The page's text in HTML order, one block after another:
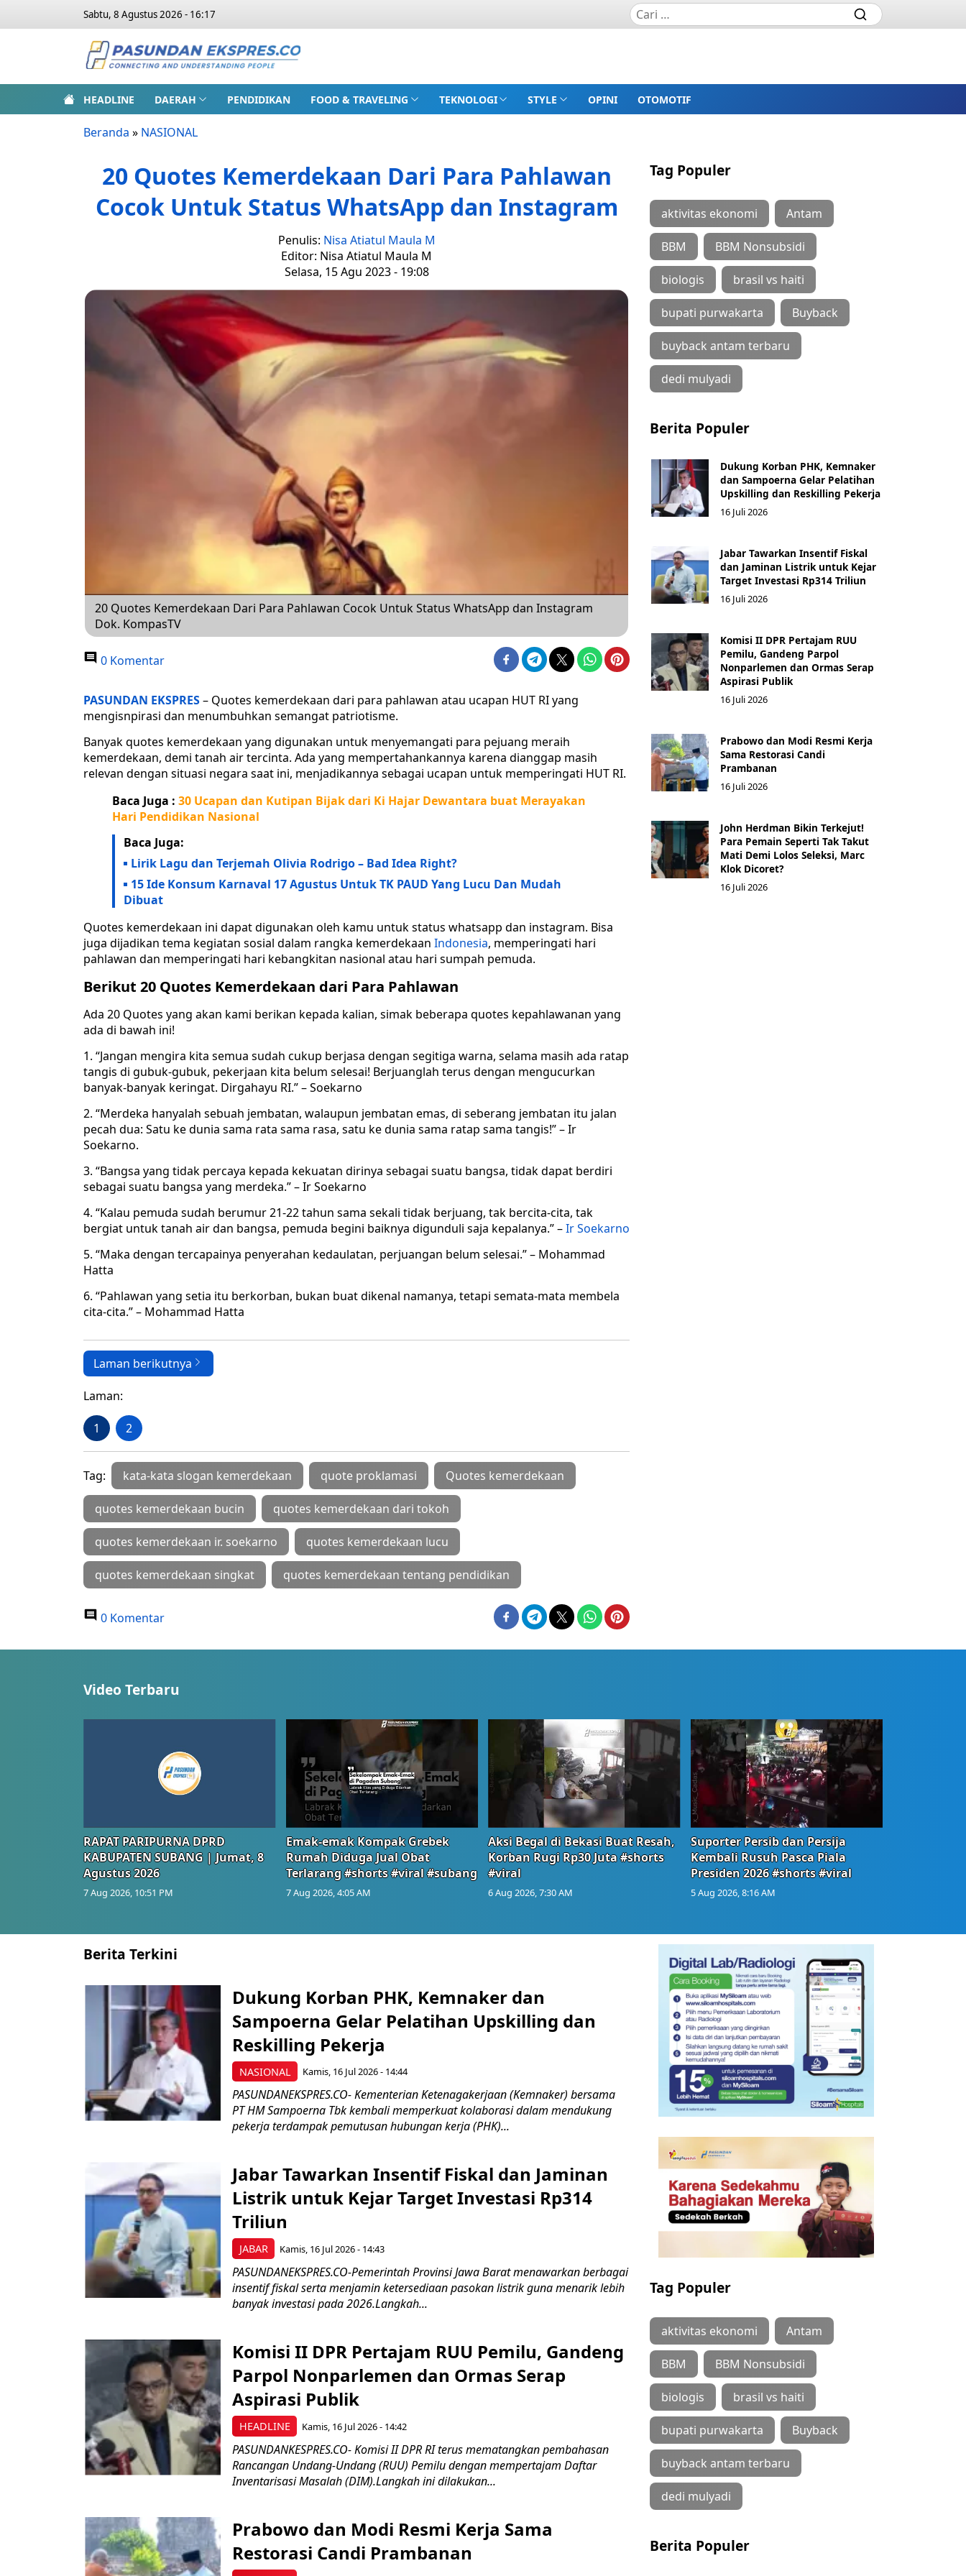
Sabtu, 8 Agustus 2026 - 16:17
HEADLINE DAERAH PENDIDIKAN FOOD & TRAVELING TEKNOLOGI STYLE OPINI OTOMOTIF
Beranda » NASIONAL
20 Quotes Kemerdekaan Dari Para Pahlawan
Cocok Untuk Status WhatsApp dan Instagram
Penulis: Nisa Atiatul Maula M
Editor: Nisa Atiatul Maula M
Selasa, 15 Agu 2023 - 19:08
20 Quotes Kemerdekaan Dari Para Pahlawan Cocok Untuk Status WhatsApp dan Instagram
Dok. KompasTV
0 Komentar
PASUNDAN EKSPRES– Quotes kemerdekaan dari para pahlawan atau ucapan HUT RI yang
mengisnpirasi dan menumbuhkan semangat patriotisme.
Banyak quotes kemerdekaan yang digunakan untuk menyemangati para pejuang meraih
kemerdekaan, demi tanah air tercinta. Ada yang mempertahankannya karena dianggap masih
relevan dengan situasi negara saat ini, menjadikannya sebagai ucapan untuk memperingati HUT RI.
Baca Juga : 30 Ucapan dan Kutipan Bijak dari Ki Hajar Dewantara buat Merayakan
Hari Pendidikan Nasional
Baca Juga:
Lirik Lagu dan Terjemah Olivia Rodrigo – Bad Idea Right?
15 Ide Konsum Karnaval 17 Agustus Untuk TK PAUD Yang Lucu Dan Mudah
Dibuat
Quotes kemerdekaan ini dapat digunakan oleh kamu untuk status whatsapp dan instagram. Bisa
juga dijadikan tema kegiatan sosial dalam rangka kemerdekaan Indonesia, memperingati hari
pahlawan dan memperingati hari kebangkitan nasional atau hari sumpah pemuda.
Berikut 20 Quotes Kemerdekaan dari Para Pahlawan
Ada 20 Quotes yang akan kami berikan kepada kalian, simak beberapa quotes kepahlawanan yang
ada di bawah ini!
1. “Jangan mengira kita semua sudah cukup berjasa dengan segitiga warna, selama masih ada ratap
tangis di gubuk-gubuk, pekerjaan kita belum selesai! Berjuanglah terus dengan mengucurkan
banyak-banyak keringat. Dirgahayu RI.” – Soekarno
2. “Merdeka hanyalah sebuah jembatan, walaupun jembatan emas, di seberang jembatan itu jalan
pecah dua: Satu ke dunia sama rata sama rasa, satu ke dunia sama ratap sama tangis!” – Ir
Soekarno.
3. “Bangsa yang tidak percaya kepada kekuatan dirinya sebagai suatu bangsa, tidak dapat berdiri
sebagai suatu bangsa yang merdeka.” – Ir Soekarno
4. “Kalau pemuda sudah berumur 21-22 tahun sama sekali tidak berjuang, tak bercita-cita, tak
bergiat untuk tanah air dan bangsa, pemuda begini baiknya digunduli saja kepalanya.” –Ir Soekarno
5. “Maka dengan tercapainya penyerahan kedaulatan, perjuangan belum selesai.” – Mohammad
Hatta
6. “Pahlawan yang setia itu berkorban, bukan buat dikenal namanya, tetapi semata-mata membela
cita-cita.” – Mohammad Hatta
Laman berikutnya
Laman:
1 2
Tag: kata-kata slogan kemerdekaan quote proklamasi Quotes kemerdekaan
quotes kemerdekaan bucin quotes kemerdekaan dari tokoh
quotes kemerdekaan ir. soekarno quotes kemerdekaan lucu
quotes kemerdekaan singkat quotes kemerdekaan tentang pendidikan
0 Komentar
Tag Populer
aktivitas ekonomi Antam
BBM BBM Nonsubsidi
biologis brasil vs haiti
bupati purwakarta Buyback
buyback antam terbaru
dedi mulyadi
Berita Populer
Dukung Korban PHK, Kemnaker
dan Sampoerna Gelar Pelatihan
Upskilling dan Reskilling Pekerja
16 Juli 2026
Jabar Tawarkan Insentif Fiskal
dan Jaminan Listrik untuk Kejar
Target Investasi Rp314 Triliun
16 Juli 2026
Komisi II DPR Pertajam RUU
Pemilu, Gandeng Parpol
Nonparlemen dan Ormas Serap
Aspirasi Publik
16 Juli 2026
Prabowo dan Modi Resmi Kerja
Sama Restorasi Candi
Prambanan
16 Juli 2026
John Herdman Bikin Terkejut!
Para Pemain Seperti Tak Takut
Mati Demi Lolos Seleksi, Marc
Klok Dicoret?
16 Juli 2026
Video Terbaru
RAPAT PARIPURNA DPRD
KABUPATEN SUBANG | Jumat, 8
Agustus 2026
7 Aug 2026, 10:51 PM
Emak-emak Kompak Grebek
Rumah Diduga Jual Obat
Terlarang #shorts #viral #subang
7 Aug 2026, 4:05 AM
Aksi Begal di Bekasi Buat Resah,
Korban Rugi Rp30 Juta #shorts
#viral
6 Aug 2026, 7:30 AM
Suporter Persib dan Persija
Kembali Rusuh Pasca Piala
Presiden 2026 #shorts #viral
5 Aug 2026, 8:16 AM
Berita Terkini
NASIONAL
Dukung Korban PHK, Kemnaker dan
Sampoerna Gelar Pelatihan Upskilling dan
Reskilling Pekerja
Kamis, 16 Jul 2026 - 14:44
PASUNDANEKSPRES.CO- Kementerian Ketenagakerjaan (Kemnaker) bersama
PT HM Sampoerna Tbk kembali memperkuat kolaborasi dalam mendukung
pekerja terdampak pemutusan hubungan kerja (PHK)...
JABAR
Jabar Tawarkan Insentif Fiskal dan Jaminan
Listrik untuk Kejar Target Investasi Rp314
Triliun
Kamis, 16 Jul 2026 - 14:43
PASUNDANEKSPRES.CO-Pemerintah Provinsi Jawa Barat menawarkan berbagai
insentif fiskal serta menjamin ketersediaan pasokan listrik guna menarik lebih
banyak investasi pada 2026.Langkah...
HEADLINE
Komisi II DPR Pertajam RUU Pemilu, Gandeng
Parpol Nonparlemen dan Ormas Serap
Aspirasi Publik
Kamis, 16 Jul 2026 - 14:42
PASUNDANKESPRES.CO- Komisi II DPR RI terus mematangkan pembahasan
Rancangan Undang-Undang (RUU) Pemilu dengan mempertajam Daftar
Inventarisasi Masalah (DIM).Langkah ini dilakukan...
Prabowo dan Modi Resmi Kerja Sama
Restorasi Candi Prambanan
Tag Populer
aktivitas ekonomi Antam
BBM BBM Nonsubsidi
biologis brasil vs haiti
bupati purwakarta Buyback
buyback antam terbaru
dedi mulyadi
Berita Populer